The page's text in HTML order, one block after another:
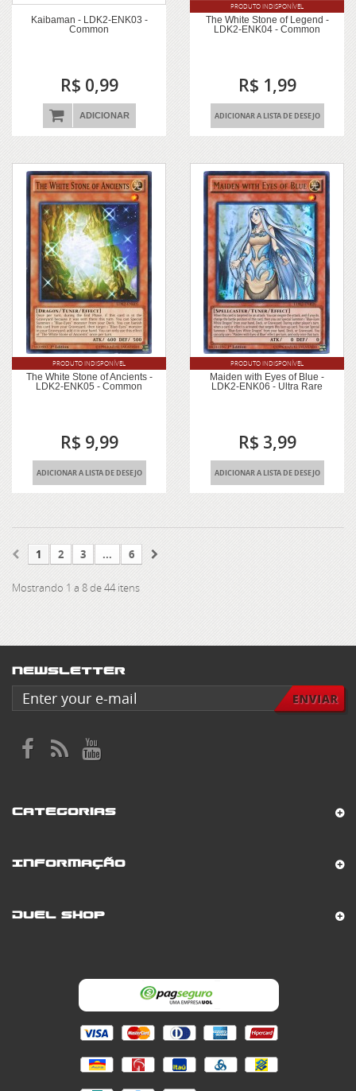
Kaibaman - LDK2-ENK03 -
Common
R$ 0,99
ADICIONAR
The White Stone of Legend -
LDK2-ENK04 - Common
R$ 1,99
PRODUTO INDISPONÍVEL
ADICIONAR A LISTA DE DESEJO
The White Stone of Ancients -
LDK2-ENK05 - Common
R$ 9,99
PRODUTO INDISPONÍVEL
ADICIONAR A LISTA DE DESEJO
Maiden with Eyes of Blue -
LDK2-ENK06 - Ultra Rare
R$ 3,99
PRODUTO INDISPONÍVEL
ADICIONAR A LISTA DE DESEJO
1 2 3 ... 6
Mostrando 1 a 8 de 44 itens
Newsletter
Categorias
Informação
Duel Shop